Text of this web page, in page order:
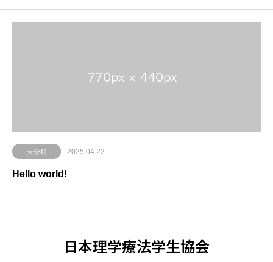
未分類 2025.04.22
Hello world!
日本理学療法学生協会